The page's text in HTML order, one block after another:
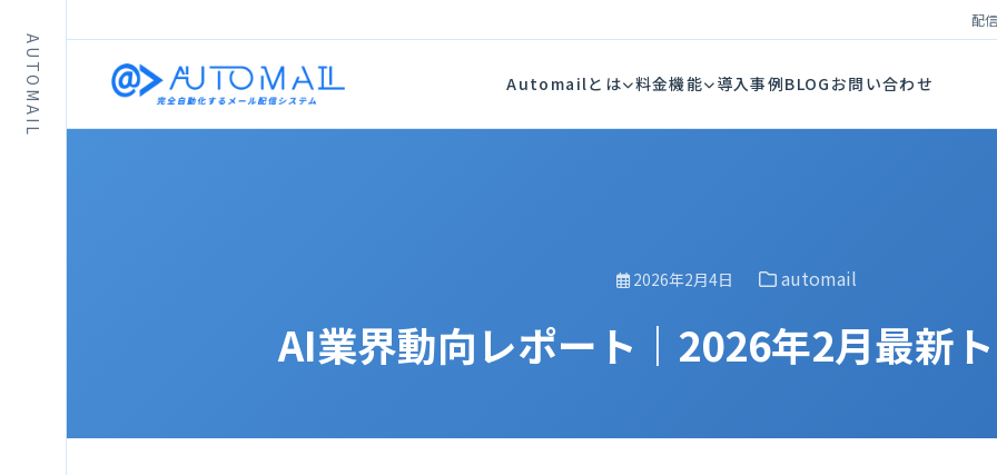
AUTOMAIL
配
Automailとは 料金機能 導入事例BLOG お問い合わせ
2026年2月4日 automail
AI業界動向レポート｜2026年2月最新